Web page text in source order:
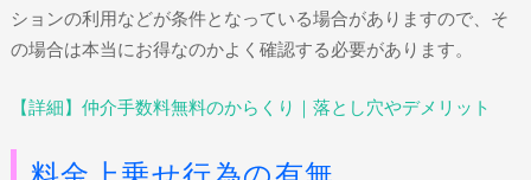
ションの利用などが条件となっている場合がありますので、そ
の場合は本当にお得なのかよく確認する必要があります。
【詳細】仲介手数料無料のからくり｜落とし穴やデメリット